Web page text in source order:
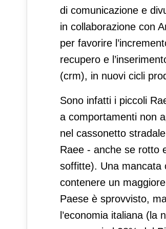
di comunicazione e
in collaborazione con
per favorire
recupero e
(crm), in nuovi cicli
Sono infatti i piccoli
a comportamenti non
nel cassonetto
Raee - anche se rotto
soffitte). Una mancata
contenere un
Paese è sprovvisto,
l’economia italiana (la